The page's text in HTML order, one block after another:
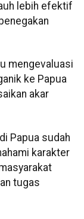
lebih efektif
mengevaluasi
ke Papua
akar
Papua sudah
karakter
tugas